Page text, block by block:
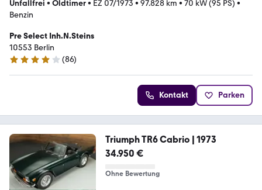
Unfallfrei • Oldtimer• EZ 07/1973 • 97.828 km • 70 kW (95 PS) •
Benzin
Pre Select Inh.N.Steins
10553 Berlin
3.8 Sterne
(86)
Kontakt Parken
Triumph TR6 Cabrio | 1973
34.950 €
Ohne Bewertung